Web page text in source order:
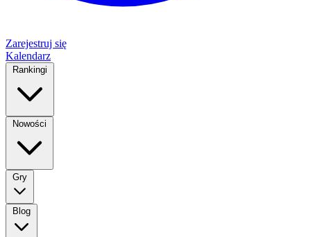
Zarejestruj się
Kalendarz
Rankingi
Nowości
Gry
Blog